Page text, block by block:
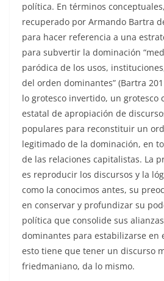
política. En términos
recuperado por Armando Bartra
para hacer referencia a una
para subvertir la dominación
paródica de los usos,
del orden dominantes” (Bartra
lo grotesco invertido, un grotesco
estatal de apropiación de
populares para reconstituir un
legitimado de la dominación, en
de las relaciones capitalistas. La
es reproducir los discursos y la
como la conocimos antes, su
en conservar y profundizar su
política que consolide sus
dominantes para estabilizarse en
esto tiene que tener un discurso
friedmaniano, da lo mismo.